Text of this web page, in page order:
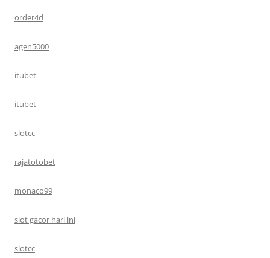
order4d
agen5000
itubet
itubet
slotcc
rajatotobet
monaco99
slot gacor hari ini
slotcc